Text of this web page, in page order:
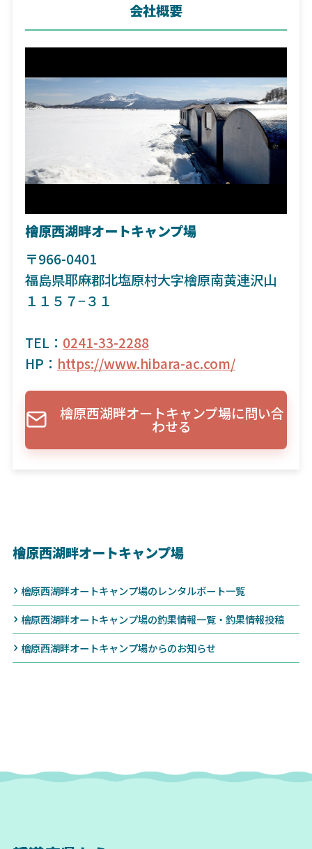
会社概要
檜原西湖畔オートキャンプ場
〒966-0401
福島県耶麻郡北塩原村大字檜原南黄連沢山
１１５７−３１
TEL： 0241-33-2288
HP： https://www.hibara-ac.com/
檜原西湖畔オートキャンプ場に問い合
わせる
檜原西湖畔オートキャンプ場
檜原西湖畔オートキャンプ場のレンタルボート一覧
檜原西湖畔オートキャンプ場の釣果情報一覧・釣果情報投稿
檜原西湖畔オートキャンプ場からのお知らせ